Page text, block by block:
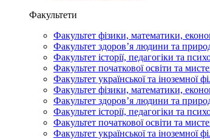
Факультети
Факультет фізики, математики,
Факультет здоров’я людини та
Факультет історії, педагогіки та
Факультет початкової освіти та
Факультет української та іноземної
Факультет фізики, математики,
Факультет здоров’я людини та
Факультет історії, педагогіки та
Факультет початкової освіти та
Факультет української та іноземної